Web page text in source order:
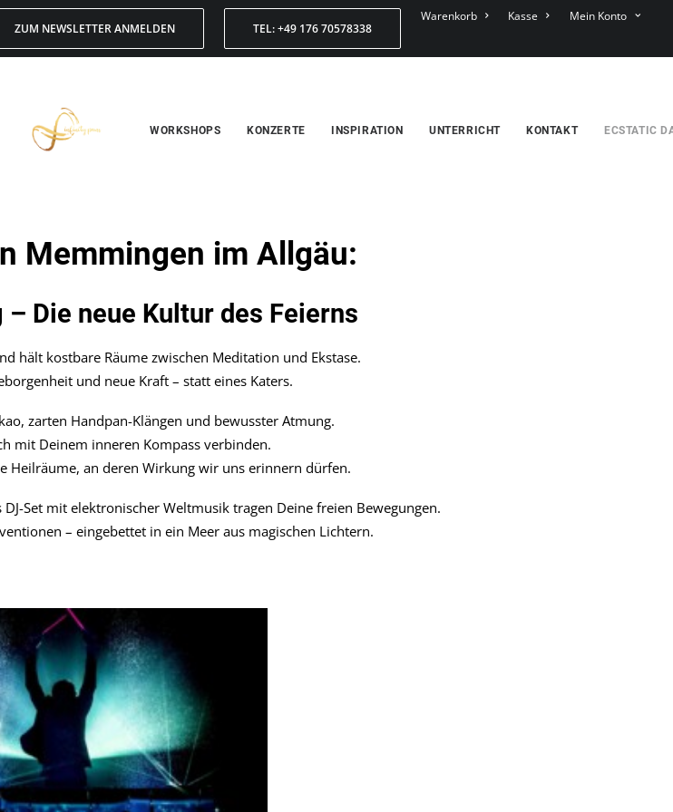
ZUM NEWSLETTER ANMELDEN TEL: +49 176 70578338
Warenkorb Kasse Mein Konto
WORKSHOPS KONZERTE INSPIRATION UNTERRICHT KONTAKT ECSTATIC
Memmingen im Allgäu:
Die neue Kultur des Feierns
hält kostbare Räume zwischen Meditation und Ekstase.
und neue Kraft – statt eines Katers.
zarten Handpan-Klängen und bewusster Atmung.
mit Deinem inneren Kompass verbinden.
Heilräume, an deren Wirkung wir uns erinnern dürfen.
Set mit elektronischer Weltmusik tragen Deine freien Bewegungen.
– eingebettet in ein Meer aus magischen Lichtern.